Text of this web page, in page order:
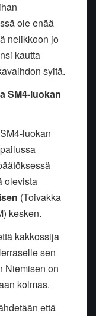
ole enää
nelikkoon jo
kautta
syitä.
SM4-luokan
luokan
olevista
(Toivakka
kesken.
kakkossija
sen
Niemisen on
kolmas.
että